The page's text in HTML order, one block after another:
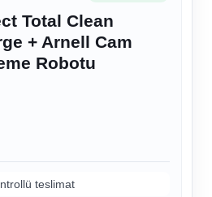
Total Clean
+ Arnell Cam
Robotu
teslimat